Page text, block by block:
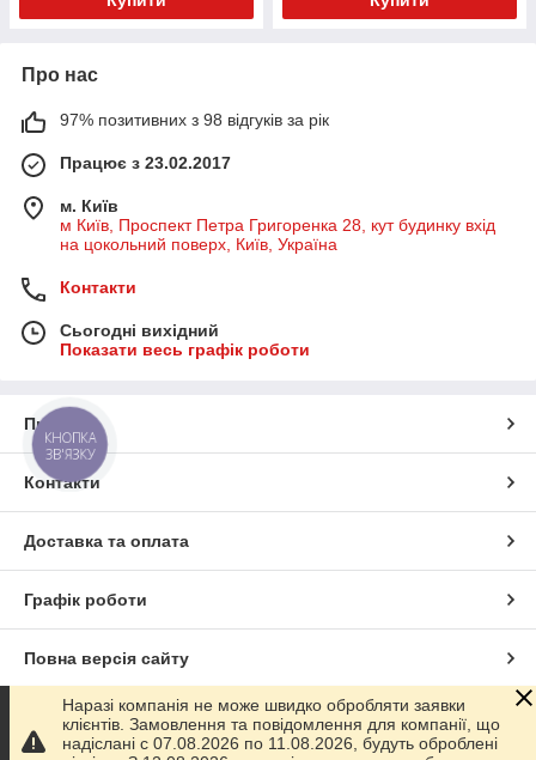
Про нас
97% позитивних з 98 відгуків за рік
Працює з 23.02.2017
м. Київ
м Київ, Проспект Петра Григоренка 28, кут будинку вхід
на цокольний поверх, Київ, Україна
Контакти
Сьогодні вихідний
Показати весь графік роботи
Про нас
Контакти
Доставка та оплата
Графік роботи
Повна версія сайту
Сайт створено на маркетплейсіProm.ua
Наразі компанія не може швидко обробляти заявки
клієнтів. Замовлення та повідомлення для компанії, що
надіслані с 07.08.2026 по 11.08.2026, будуть оброблені
КНОПКА
ЗВ'ЯЗКУ